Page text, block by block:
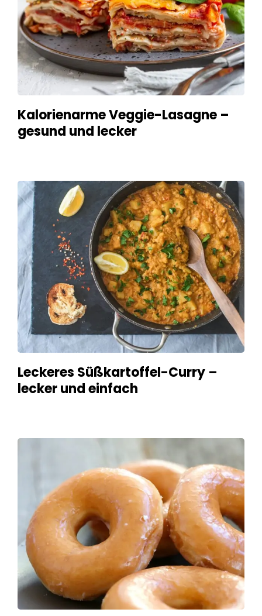
Kalorienarme Veggie-Lasagne –
gesund und lecker
Leckeres Süßkartoffel-Curry –
lecker und einfach